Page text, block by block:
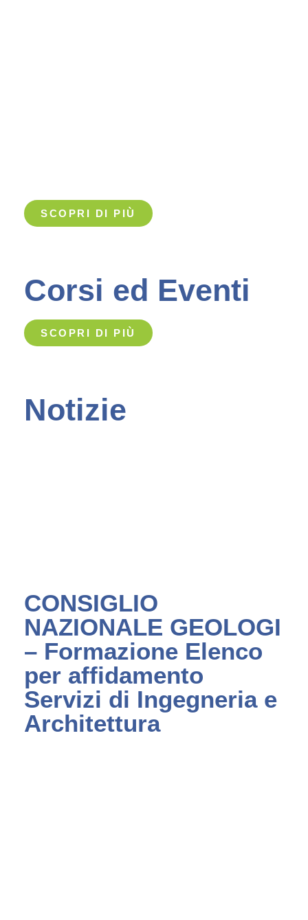
SCOPRI DI PIÙ
Corsi ed Eventi
SCOPRI DI PIÙ
Notizie
CONSIGLIO
NAZIONALE GEOLOGI
– Formazione Elenco
per affidamento
Servizi di Ingegneria e
Architettura